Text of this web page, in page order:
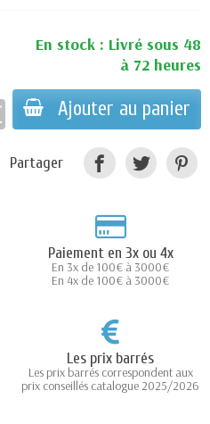
En stock : Livré sous 48
à 72 heures
Ajouter au panier
Partager
Paiement en 3x ou 4x
En 3x de 100€ à 3000€
En 4x de 100€ à 3000€
Les prix barrés
Les prix barrés correspondent aux
prix conseillés catalogue 2025/2026